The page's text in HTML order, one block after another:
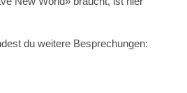
du weitere Besprechungen: